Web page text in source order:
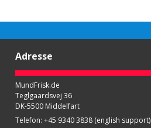
Adresse
MundFrisk.de
Teglgaardsvej 36
DK-5500 Middelfart
Telefon: +45 9340 3838 (english support)